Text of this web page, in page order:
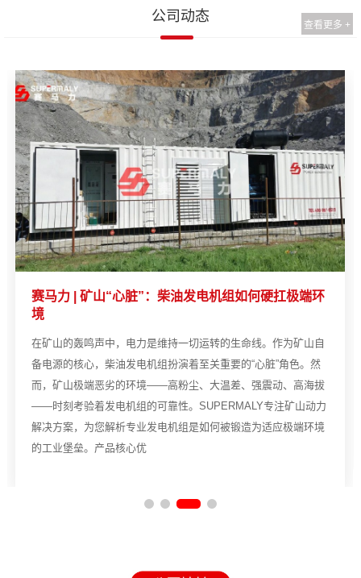
公司动态
查看更多 +
赛马力 | 矿山“心脏”：柴油发电机组如何硬扛极端环
境
在矿山的轰鸣声中，电力是维持一切运转的生命线。作为矿山自
备电源的核心，柴油发电机组扮演着至关重要的“心脏”角色。然
而，矿山极端恶劣的环境——高粉尘、大温差、强震动、高海拔
——时刻考验着发电机组的可靠性。SUPERMALY专注矿山动力
解决方案，为您解析专业发电机组是如何被锻造为适应极端环境
的工业堡垒。产品核心优